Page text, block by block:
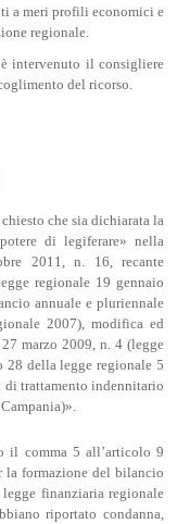
a meri profili economici e
regionale.
intervenuto il consigliere
del ricorso.
che sia dichiarata la
di legiferare» nella
2011, n. 16, recante
regionale 19 gennaio
annuale e pluriennale
2007), modifica ed
marzo 2009, n. 4 (legge
28 della legge regionale 5
trattamento indennitario
il comma 5 all’articolo 9
la formazione del bilancio
finanziaria regionale
riportato condanna,